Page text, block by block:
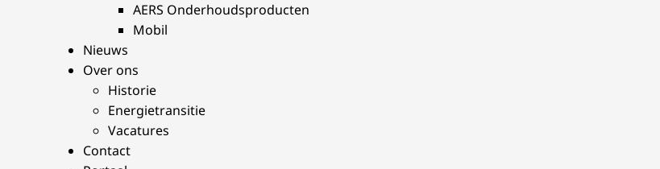
AERS Onderhoudsproducten
Mobil
Nieuws
Over ons
Historie
Energietransitie
Vacatures
Contact